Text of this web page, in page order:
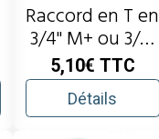
Raccord en T en
3/4" M+ ou 3/8"
F
5,10€ TTC
Détails